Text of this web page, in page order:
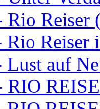
Rio Reiser
Rio Reiser
Lust auf
RIO